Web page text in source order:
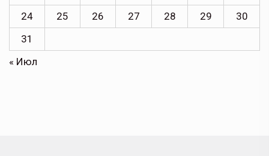
24
25 26 27 28 29
30
31
« Июл